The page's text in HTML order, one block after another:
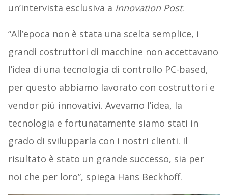
un’intervista esclusiva a Innovation Post.
“All’epoca non è stata una scelta semplice, i
grandi costruttori di macchine non accettavano
l’idea di una tecnologia di controllo PC-based,
per questo abbiamo lavorato con costruttori e
vendor più innovativi. Avevamo l’idea, la
tecnologia e fortunatamente siamo stati in
grado di svilupparla con i nostri clienti. Il
risultato è stato un grande successo, sia per
noi che per loro”, spiega Hans Beckhoff.